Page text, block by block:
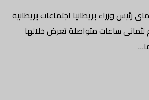
رئيس وزراء بريطانيا اجتماعات بريطانية
لثمانى ساعات متواصلة تعرض خلالها